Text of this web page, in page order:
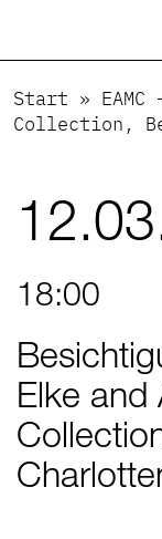
Start »
Collection,
18:00
Elke and